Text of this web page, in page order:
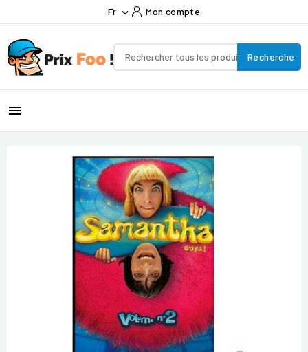
Fr  Mon compte
Recherche
